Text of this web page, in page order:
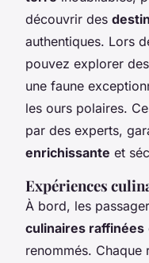
découvrir des
authentiques. Lors
pouvez explorer
une faune
les ours polaires.
par des experts,
enrichissante et
Expériences
À bord, les
culinaires raffinées
renommés. Chaque